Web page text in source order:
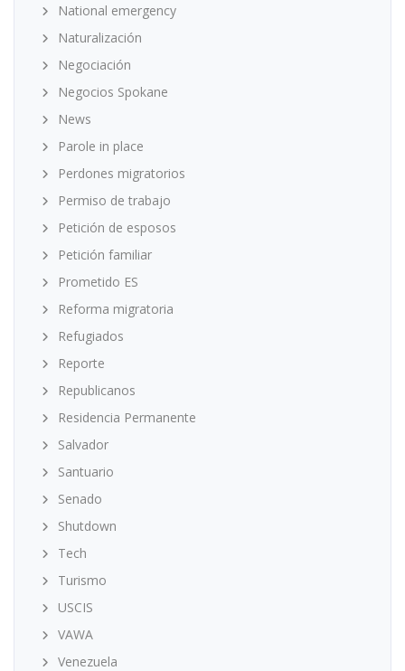
National emergency
Naturalización
Negociación
Negocios Spokane
News
Parole in place
Perdones migratorios
Permiso de trabajo
Petición de esposos
Petición familiar
Prometido ES
Reforma migratoria
Refugiados
Reporte
Republicanos
Residencia Permanente
Salvador
Santuario
Senado
Shutdown
Tech
Turismo
USCIS
VAWA
Venezuela